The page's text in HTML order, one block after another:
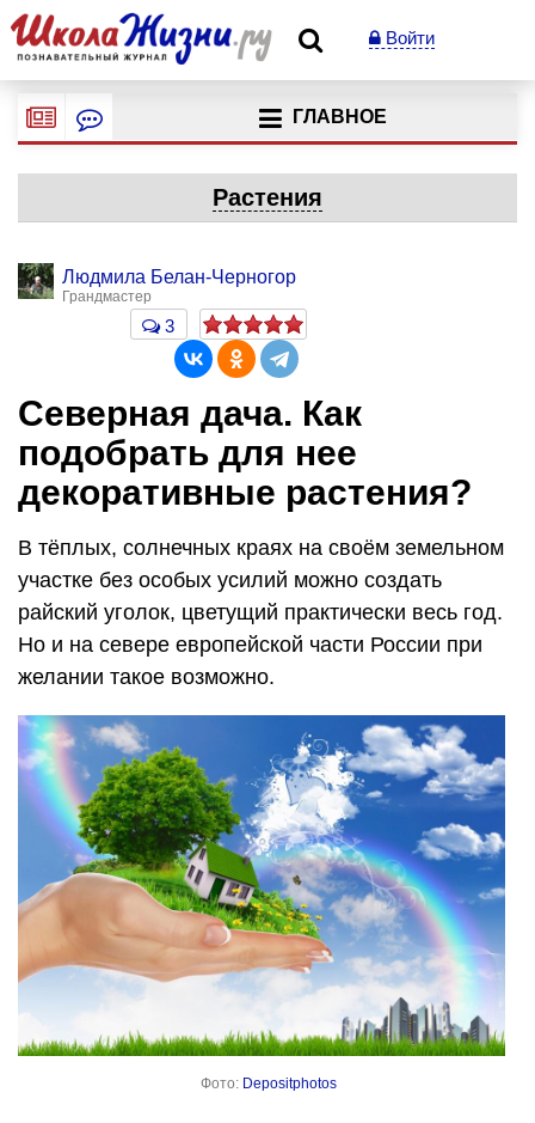
Войти
ГЛАВНОЕ
Растения
Людмила Белан-Черногор
Грандмастер
3
Северная дача. Как
подобрать для нее
декоративные растения?
В тёплых, солнечных краях на своём земельном
участке без особых усилий можно создать
райский уголок, цветущий практически весь год.
Но и на севере европейской части России при
желании такое возможно.
Фото: Depositphotos